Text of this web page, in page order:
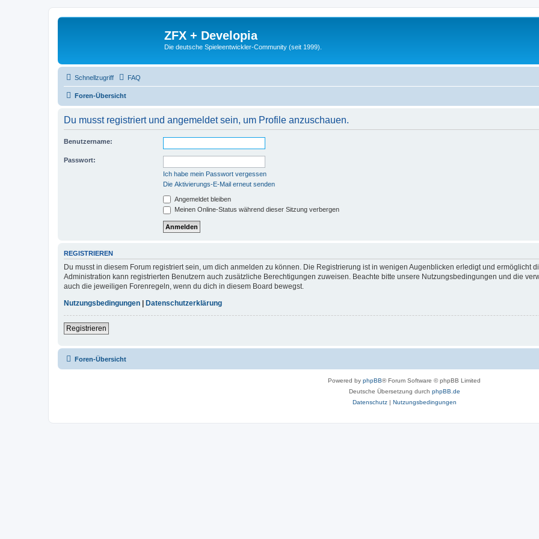
ZFX + Developia
Die deutsche Spieleentwickler-Community (seit 1999).
Schnellzugriff FAQ
Foren-Übersicht
Du musst registriert und angemeldet sein, um Profile anzuschauen.
Benutzername:
Passwort:
Ich habe mein Passwort vergessen
Die Aktivierungs-E-Mail erneut senden
Angemeldet bleiben
Meinen Online-Status während dieser Sitzung verbergen
REGISTRIEREN
Du musst in diesem Forum registriert sein, um dich anmelden zu können. Die Registrierung ist in wenigen Augenblicken erledigt und ermöglicht
Administration kann registrierten Benutzern auch zusätzliche Berechtigungen zuweisen. Beachte bitte unsere Nutzungsbedingungen und die
auch die jeweiligen Forenregeln, wenn du dich in diesem Board bewegst.
Nutzungsbedingungen
Datenschutzerklärung
Registrieren
Foren-Übersicht
Powered by phpBB® Forum Software © phpBB Limited
Deutsche Übersetzung durch phpBB.de
Datenschutz| Nutzungsbedingungen